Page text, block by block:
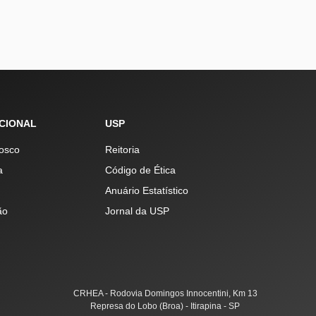
USP
Reitoria
Código de Ética
Anuário Estatístico
Jornal da USP
CRHEA - Rodovia Domingos Innocentini, Km 13
Represa do Lobo (Broa) - Itirapina - SP